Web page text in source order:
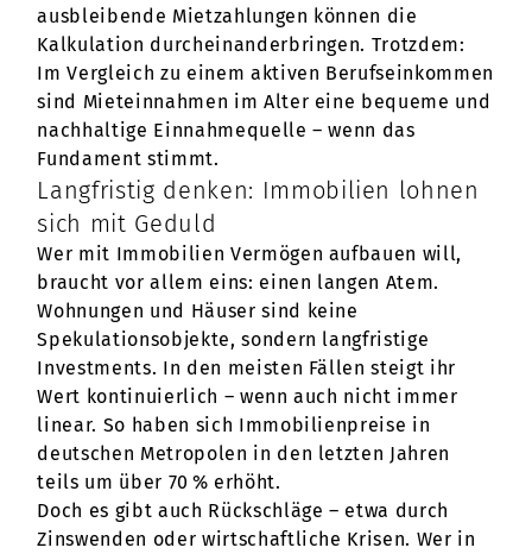
ausbleibende Mietzahlungen können die
Kalkulation durcheinanderbringen. Trotzdem:
Im Vergleich zu einem aktiven Berufseinkommen
sind Mieteinnahmen im Alter eine bequeme und
nachhaltige Einnahmequelle – wenn das
Fundament stimmt.
Langfristig denken: Immobilien lohnen
sich mit Geduld
Wer mit Immobilien Vermögen aufbauen will,
braucht vor allem eins: einen langen Atem.
Wohnungen und Häuser sind keine
Spekulationsobjekte, sondern langfristige
Investments. In den meisten Fällen steigt ihr
Wert kontinuierlich – wenn auch nicht immer
linear. So haben sich Immobilienpreise in
deutschen Metropolen in den letzten Jahren
teils um über 70 % erhöht.
Doch es gibt auch Rückschläge – etwa durch
Zinswenden oder wirtschaftliche Krisen. Wer in